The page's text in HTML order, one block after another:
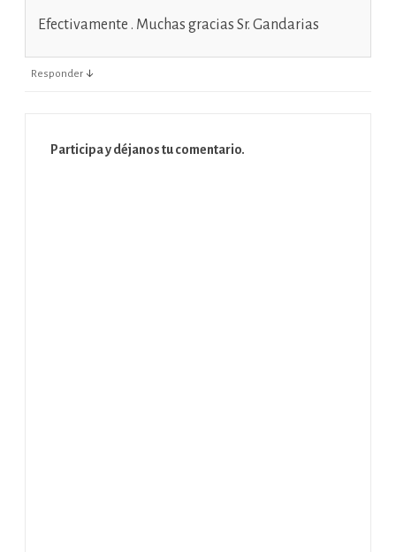
Efectivamente . Muchas gracias Sr. Gandarias
Responder ↓
Participa y déjanos tu comentario.